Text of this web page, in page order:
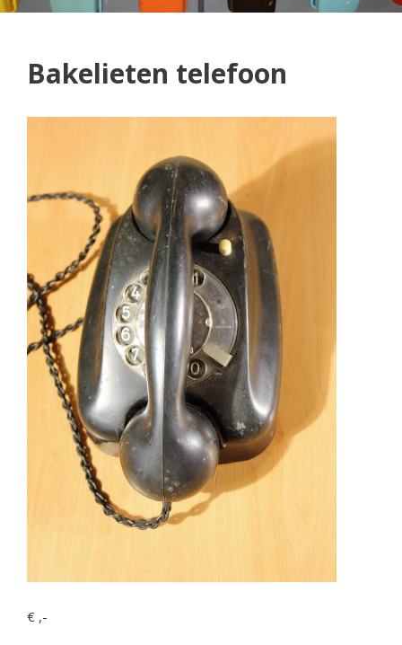
Bakelieten telefoon
€ ,-